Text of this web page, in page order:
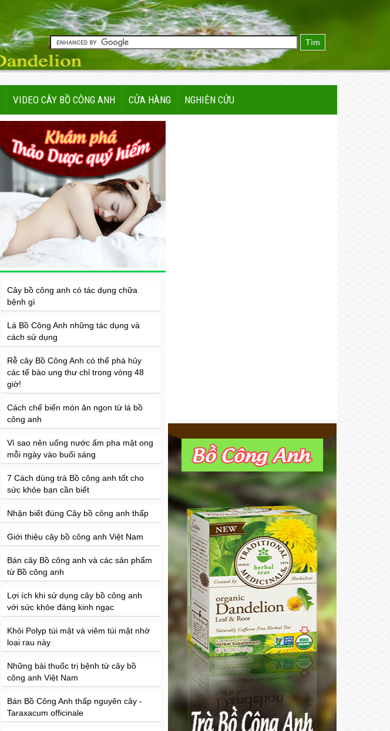
VIDEO CÂY BỒ CÔNG ANH CỬA HÀNG NGHIÊN CỨU
Tìm
Cây bồ công anh có tác dụng chữa
bệnh gì
Lá Bồ Công Anh những tác dụng và
cách sử dụng
Rễ cây Bồ Công Anh có thể phá hủy
các tế bào ung thư chỉ trong vòng 48
giờ!
Cách chế biến món ăn ngon từ lá bồ
công anh
Vì sao nên uống nước ấm pha mật ong
mỗi ngày vào buổi sáng
7 Cách dùng trà Bồ công anh tốt cho
sức khỏe bạn cần biết
Nhận biết đúng Cây bồ công anh thấp
Giới thiệu cây bồ công anh Việt Nam
Bán cây Bồ công anh và các sản phẩm
từ Bồ công anh
Lợi ích khi sử dụng cây bồ công anh
với sức khỏe đáng kinh ngạc
Khỏi Polyp túi mật và viêm túi mật nhờ
loại rau này
Những bài thuốc trị bệnh từ cây bồ
công anh Việt Nam
Bán Bồ Công Anh thấp nguyên cây -
Taraxacum officinale